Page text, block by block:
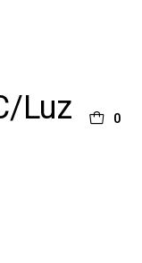
0
Luz